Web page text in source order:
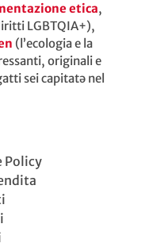
etica,
LGBTQIA+),
(l’ecologia e la
originali e
sei capitatə nel
Policy